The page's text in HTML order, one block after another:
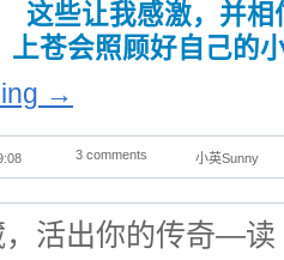
这些让我感激，并相
上苍会照顾好自己的
→
3 comments 小英Sunny
，活出你的传奇—读